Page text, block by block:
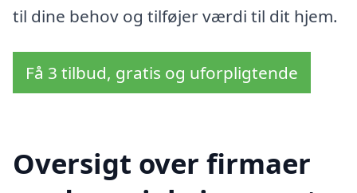
til dine behov og tilføjer værdi til dit hjem.
Få 3 tilbud, gratis og uforpligtende
Oversigt over firmaer